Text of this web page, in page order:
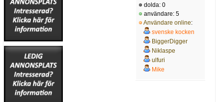
dolda: 0
användare: 5
Användare online:
svenske kocken
BiggerDigger
Niklaspe
ulfuri
Mike